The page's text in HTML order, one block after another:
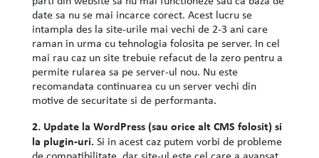
date sa nu se mai incarce corect. Acest lucru se
intampla des la site-urile mai vechi de 2-3 ani care
raman in urma cu tehnologia folosita pe server. In cel
mai rau caz un site trebuie refacut de la zero pentru a
permite rularea sa pe server-ul nou. Nu este
recomandata continuarea cu un server vechi din
motive de securitate si de performanta.
2. Update la WordPress (sau orice alt CMS folosit) si
la plugin-uri.Si in acest caz putem vorbi de probleme